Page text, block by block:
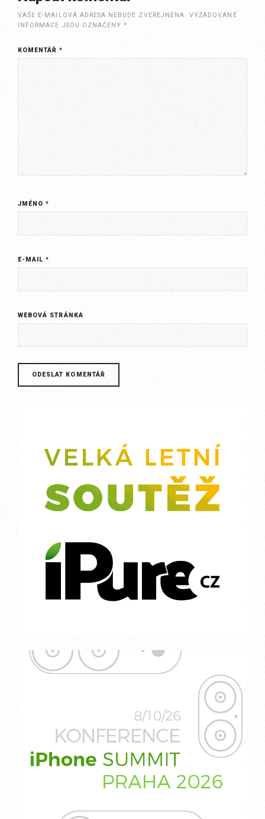
VAŠE E-MAILOVÁ ADRESA NEBUDE ZVEŘEJNĚNA. VYŽADOVANÉ
INFORMACE JSOU OZNAČENY*
KOMENTÁŘ*
JMÉNO*
E-MAIL*
WEBOVÁ STRÁNKA